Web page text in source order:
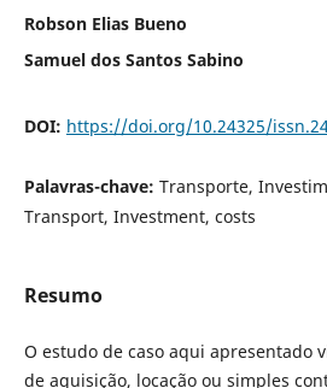
Robson Elias Bueno
Samuel dos Santos Sabino
DOI: https://doi.org/10.24325/
Palavras-chave: Transporte,
Transport, Investment, costs
Resumo
O estudo de caso aqui apresentado
de aquisição, locação ou simples